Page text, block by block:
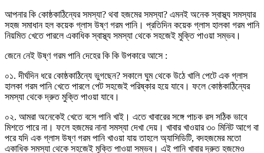
আপনার কি কোষ্ঠকাঠিন্যের সমস্যা? থবা হজমের সমস্যা? এমনই অনেক স্বাস্থ্য সমস্যার
সহজ সমাধান হল কয়েক গ্লাস উষ্ণ গরম পানি। প্রতিদিন কয়েক গ্লাস হালকা গরম পানি
নিয়মিত খেতে পারলে একাধিক স্বাস্থ্য সমস্যা থেকে সহজেই মুক্তি পাওয়া সম্ভব।
জেনে নেই উষ্ণ গরম পানি দেহের কি কি উপকারে আসে :
০১. দীর্ঘদিন ধরে কোষ্ঠকাঠিন্যে ভুগছেন? সকালে ঘুম থেকে উঠে খালি পেটে এক গ্লাস
হালকা গরম পানি খেতে পারলে পেট সহজেই পরিষ্কার হয়ে যাবে। ফলে কোষ্ঠকাঠিন্যের
সমস্যা থেকে দ্রুত মুক্তি পাওয়া যাবে।
০২. আমরা অনেকেই খেতে বসে পানি খাই। এতে খাবারের সঙ্গে পাচক রস সঠিক ভাবে
মিশতে পারে না। ফলে হজমের নানা সমস্যা দেখা দেয়। খাবার খাওয়ার ৩০ মিনিট আগে বা
পরে যদি এক গ্লাস উষ্ণ গরম পানি খাওয়া যায় তাহলে অ্যাসিডিটি, বদহজমের মতো
একাধিক সমস্যা থেকে সহজেই মুক্তি পাওয়া সম্ভব। এই পানি খাবার দ্রুত হজমেও